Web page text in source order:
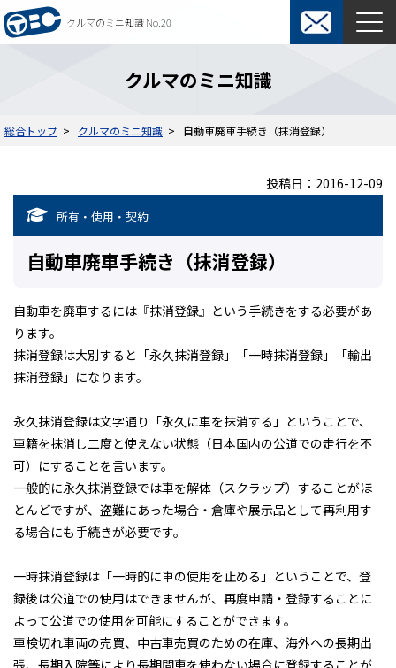
クルマのミニ知識 No.20
東京ビジネスカーズ総合TOP
マンスリーレンタカー
オプション
契約について
ウィークリーレンタカー
レンタカー約款
短期カーリース
料金表
契約について
入札関係短期カーリース
軽貨物カーリース
クルマのミニ知識
総合トップ クルマのミニ知識 自動車廃車手続き（抹消登録）
投稿日：2016-12-09
所有・使用・契約
自動車廃車手続き（抹消登録）
自動車を廃車するには『抹消登録』という手続きをする必要があ
ります。
抹消登録は大別すると「永久抹消登録」「一時抹消登録」「輸出
抹消登録」になります。
永久抹消登録は文字通り「永久に車を抹消する」ということで、
車籍を抹消し二度と使えない状態（日本国内の公道での走行を不
可）にすることを言います。
一般的に永久抹消登録では車を解体（スクラップ）することがほ
とんどですが、盗難にあった場合・倉庫や展示品として再利用す
る場合にも手続きが必要です。
一時抹消登録は「一時的に車の使用を止める」ということで、登
録後は公道での使用はできませんが、再度申請・登録することに
よって公道での使用を可能にすることができます。
車検切れ車両の売買、中古車売買のための在庫、海外への長期出
張、長期入院等により長期間車を使わない場合に登録することが